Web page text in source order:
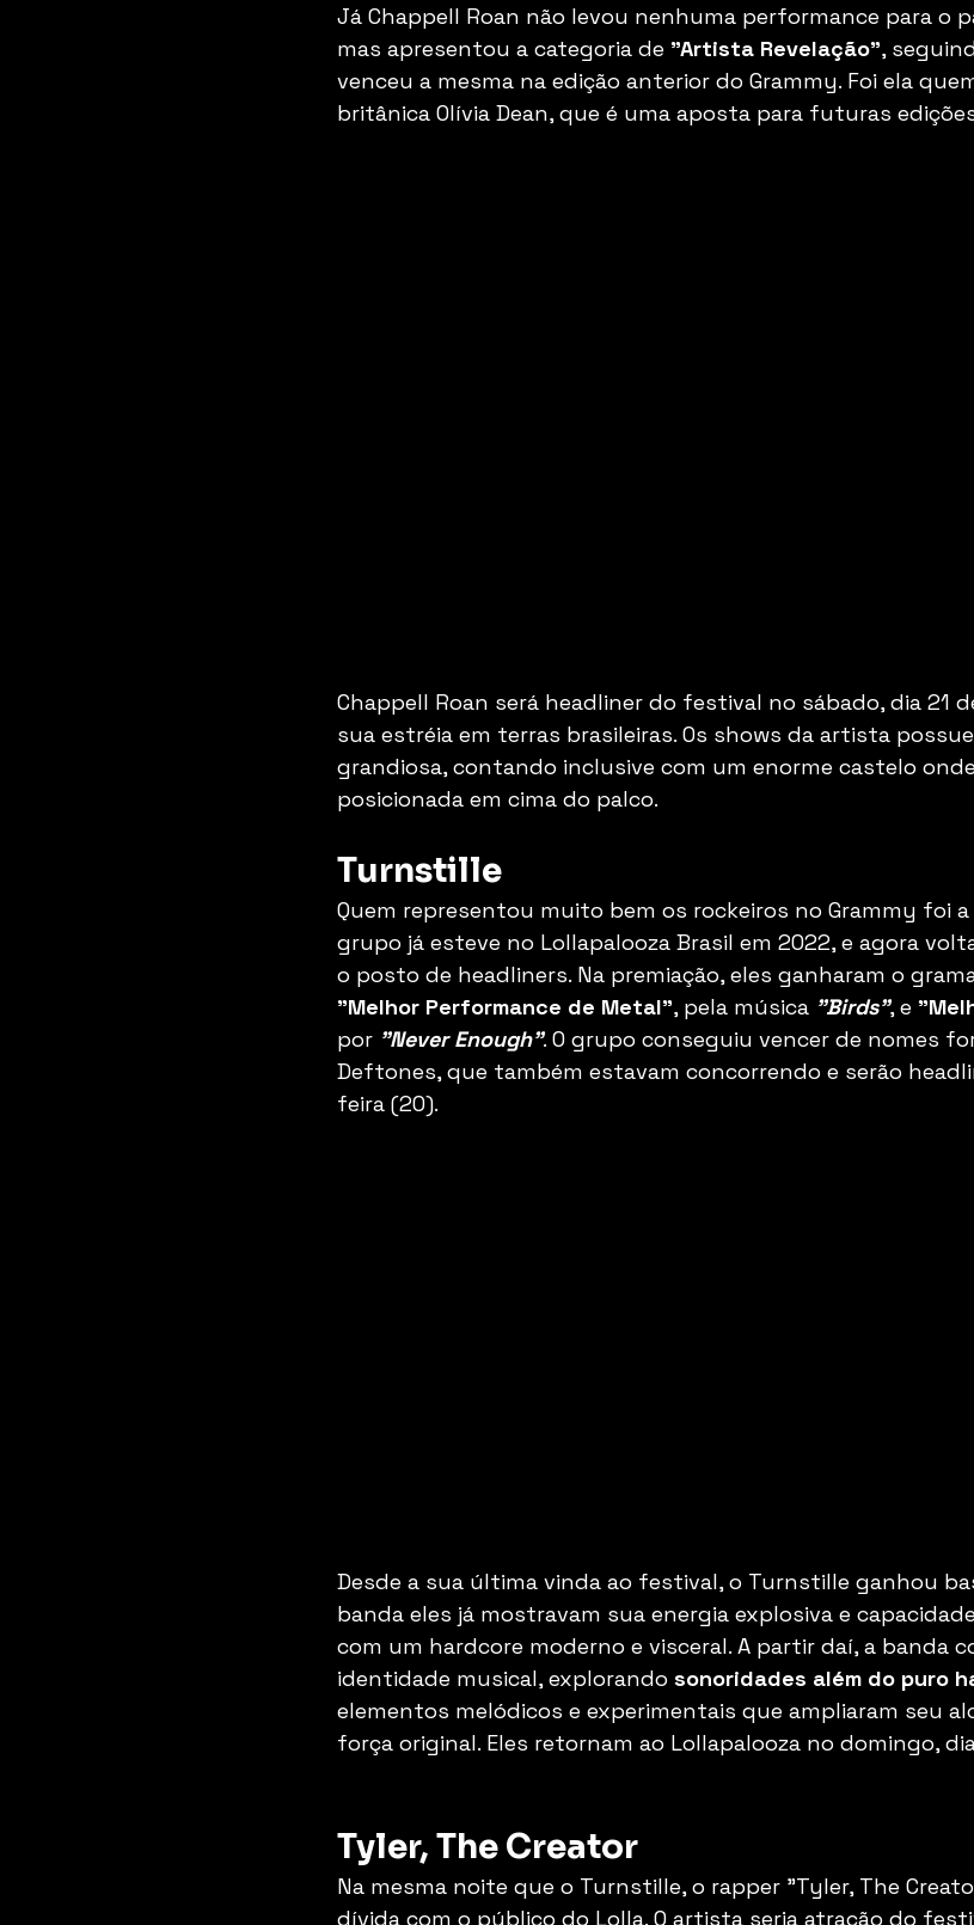
Já Chappell Roan não levou nenhuma performance para o
mas apresentou a categoria de "Artista Revelação",
venceu a mesma na edição anterior do Grammy. Foi ela
britânica Olívia Dean, que é uma aposta para futuras
Chappell Roan será headliner do festival no sábado, dia 21
sua estréia em terras brasileiras. Os shows da artista
grandiosa, contando inclusive com um enorme castelo
posicionada em cima do palco.
Turnstille
Quem representou muito bem os rockeiros no Grammy foi
grupo já esteve no Lollapalooza Brasil em 2022, e agora
o posto de headliners. Na premiação, eles ganharam o
"Melhor Performance de Metal", pela música "Birds", e
por "Never Enough". O grupo conseguiu vencer de nomes
Deftones, que também estavam concorrendo e serão
feira (20).
Desde a sua última vinda ao festival, o Turnstille ganhou
banda eles já mostravam sua energia explosiva e
com um hardcore moderno e visceral. A partir daí, a banda
identidade musical, explorando sonoridades além do puro
elementos melódicos e experimentais que ampliaram seu
força original. Eles retornam ao Lollapalooza no domingo,
Tyler, The Creator
Na mesma noite que o Turnstille, o rapper "Tyler, The
dívida com o público do Lolla. O artista seria atração do